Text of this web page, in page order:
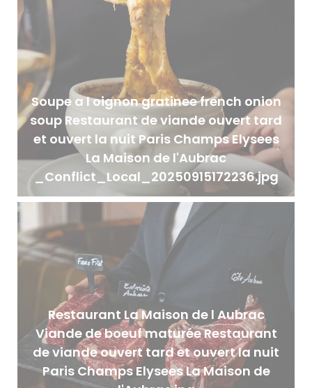
Soupe a l oignon gratinee french onion
soup Restaurant de viande ouvert tard
et ouvert la nuit Paris Champs Elysees
La Maison de l'Aubrac
_Conflict_Local_20250915172236.jpg
Restaurant La Maison de l Aubrac
Viande de boeuf maturée Restaurant
de viande ouvert tard et ouvert la nuit
Paris Champs Elysees La Maison de